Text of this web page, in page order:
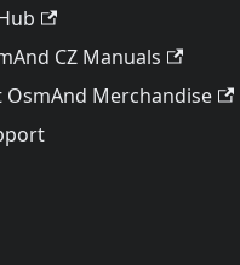
CZ Manuals
OsmAnd Merchandise